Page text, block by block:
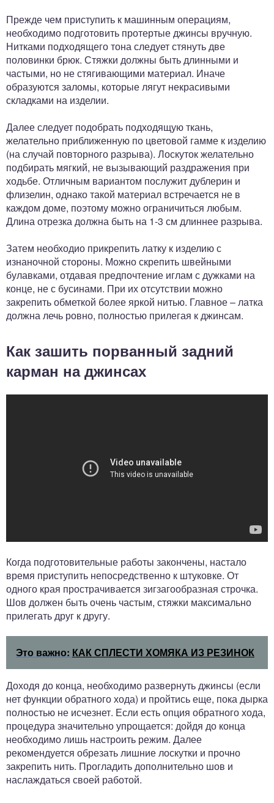
Прежде чем приступить к машинным операциям,
необходимо подготовить протертые джинсы вручную.
Нитками подходящего тона следует стянуть две
половинки брюк. Стяжки должны быть длинными и
частыми, но не стягивающими материал. Иначе
образуются заломы, которые лягут некрасивыми
складками на изделии.
Далее следует подобрать подходящую ткань,
желательно приближенную по цветовой гамме к изделию
(на случай повторного разрыва). Лоскуток желательно
подбирать мягкий, не вызывающий раздражения при
ходьбе. Отличным вариантом послужит дублерин и
флизелин, однако такой материал встречается не в
каждом доме, поэтому можно ограничиться любым.
Длина отрезка должна быть на 1-3 см длиннее разрыва.
Затем необходио прикрепить латку к изделию с
изнаночной стороны. Можно скрепить швейными
булавками, отдавая предпочтение иглам с дужками на
конце, не с бусинами. При их отсутствии можно
закрепить обметкой более яркой нитью. Главное – латка
должна лечь ровно, полностью прилегая к джинсам.
Как зашить порванный задний
карман на джинсах
Когда подготовительные работы закончены, настало
время приступить непосредственно к штуковке. От
одного края прострачивается зигзагообразная строчка.
Шов должен быть очень частым, стяжки максимально
прилегать друг к другу.
Это важно: КАК СПЛЕСТИ ХОМЯКА ИЗ РЕЗИНОК
Доходя до конца, необходимо развернуть джинсы (если
нет функции обратного хода) и пройтись еще, пока дырка
полностью не исчезнет. Если есть опция обратного хода,
процедура значительно упрощается: дойдя до конца
необходимо лишь настроить режим. Далее
рекомендуется обрезать лишние лоскутки и прочно
закрепить нить. Прогладить дополнительно шов и
наслаждаться своей работой.